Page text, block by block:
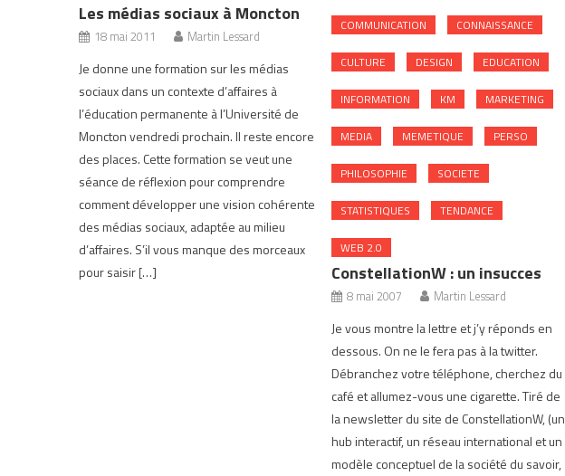
Les médias sociaux à Moncton
18 mai 2011 Martin Lessard
Je donne une formation sur les médias
sociaux dans un contexte d’affaires à
l’éducation permanente à l’Université de
Moncton vendredi prochain. Il reste encore
des places. Cette formation se veut une
séance de réflexion pour comprendre
comment développer une vision cohérente
des médias sociaux, adaptée au milieu
d’affaires. S’il vous manque des morceaux
pour saisir […]
COMMUNICATION CONNAISSANCE
CULTURE DESIGN EDUCATION
INFORMATION KM MARKETING
MEDIA MEMETIQUE PERSO
PHILOSOPHIE SOCIETE
STATISTIQUES TENDANCE
WEB 2.0
ConstellationW : un insucces
8 mai 2007 Martin Lessard
Je vous montre la lettre et j’y réponds en
dessous. On ne le fera pas à la twitter.
Débranchez votre téléphone, cherchez du
café et allumez-vous une cigarette. Tiré de
la newsletter du site de ConstellationW, (un
hub interactif, un réseau international et un
modèle conceptuel de la société du savoir,